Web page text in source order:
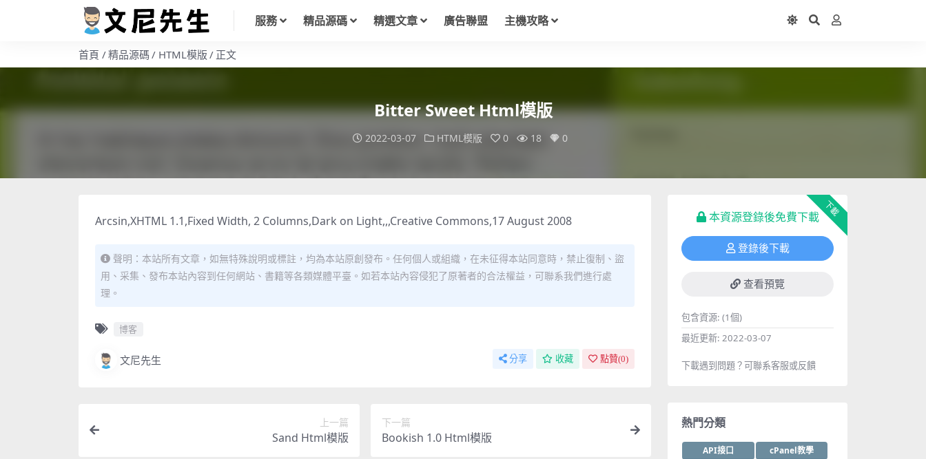
服務 精品源碼 精選文章 廣告聯盟 主機攻略
首頁 精品源碼 HTML模版 正文
Bitter Sweet Html模版
2022-03-07 HTML模版 0 18 0
Arcsin,XHTML 1.1,Fixed Width, 2 Columns,Dark on Light,,,Creative Commons,17 August 2008
聲明：本站所有文章，如無特殊說明或標註，均為本站原創發布。任何個人或組織，在未征得本站同意時，禁止復制、盜
用、采集、發布本站內容到任何網站、書籍等各類媒體平臺。如若本站內容侵犯了原著者的合法權益，可聯系我們進行處
理。
博客
文尼先生 分享 收藏 點贊(0)
上一篇
Sand Html模版
下一篇
Bookish 1.0 Html模版
下載
本資源登錄後免費下載
登錄後下載
查看預覽
包含資源: (1個)
最近更新: 2022-03-07
下載遇到問題？可聯系客服或反饋
熱門分類
API接口
cPanel教學